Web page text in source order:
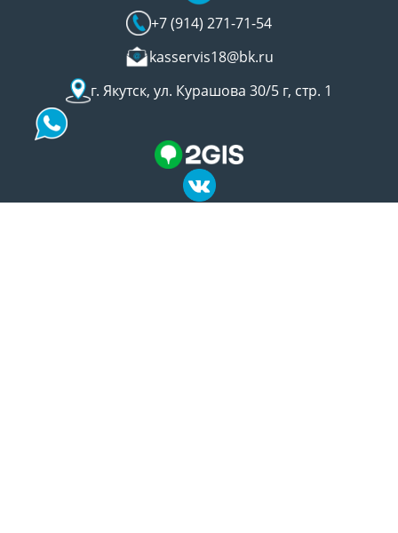
+7 (914) 271-71-54
kasservis18@bk.ru
г. Якутск, ул. Курашова 30/5 г, стр. 1